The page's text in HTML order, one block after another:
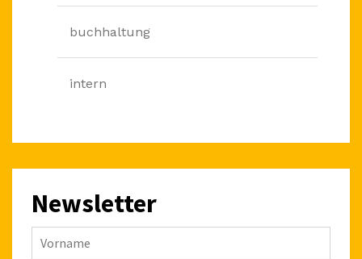
buchhaltung
intern